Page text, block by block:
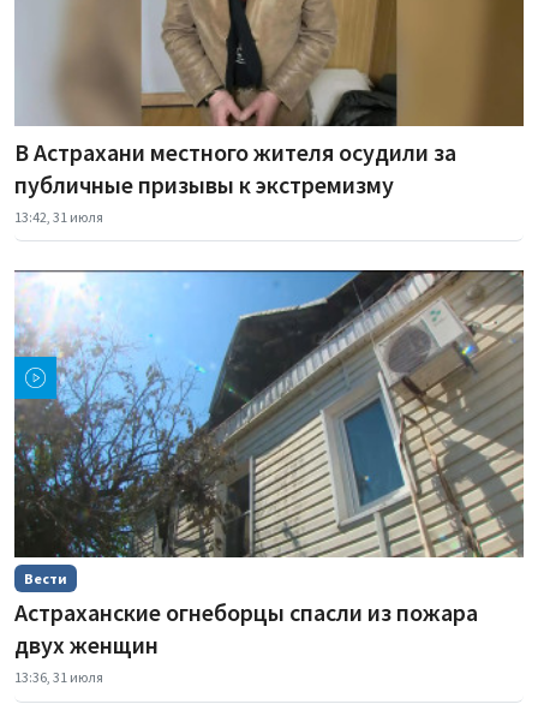
В Астрахани местного жителя осудили за
публичные призывы к экстремизму
13:42, 31 июля
Вести
Астраханские огнеборцы спасли из пожара
двух женщин
13:36, 31 июля